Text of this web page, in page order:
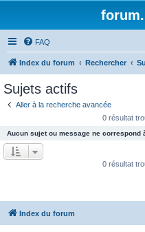
FAQ
Index du forum Rechercher
Sujets actifs
Aller à la recherche avancée
0 résultat
Aucun sujet ou message ne correspond
0 résultat
Index du forum